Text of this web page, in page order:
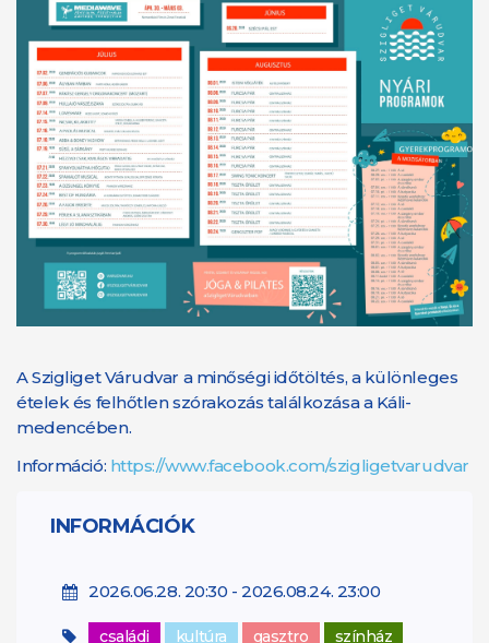
A Szigliget Várudvar a minőségi időtöltés, a különleges
ételek és felhőtlen szórakozás találkozása a Káli-
medencében.
Információ: https://www.facebook.com/szigligetvarudvar
INFORMÁCIÓK
2026.06.28. 20:30 - 2026.08.24. 23:00
családi kultúra gasztro színház